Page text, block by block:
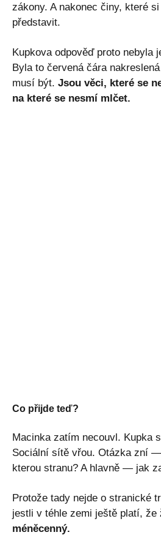
zákony. A nakonec činy, které
představit.
Kupkova odpověď proto nebyla
Byla to červená čára
musí být. Jsou věci, které se
na které se nesmí mlčet.
Co přijde teď?
Macinka zatím necouvl. Kupka
Sociální sítě vřou. Otázka zní
kterou stranu? A hlavně — jak
Protože tady nejde o stranické
jestli v téhle zemi ještě platí, že
méněcenný.